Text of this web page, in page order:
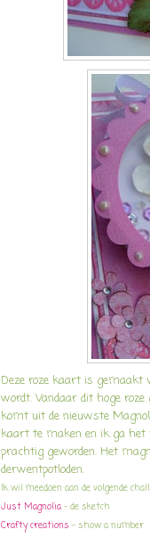
Deze roze kaart is gemaakt
wordt. Vandaar dit hoge
komt uit de nieuwste
kaart te maken en ik ga het
prachtig geworden. Het
derwentpotloden.
Ik wil meedoen aan de volgende
Just Magnolia - de sketch
Crafty creations - show a number